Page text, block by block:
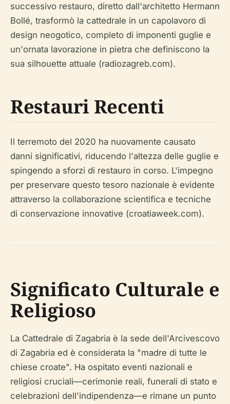
successivo restauro, diretto dall'architetto Hermann
Bollé, trasformò la cattedrale in un capolavoro di
design neogotico, completo di imponenti guglie e
un'ornata lavorazione in pietra che definiscono la
sua silhouette attuale (radiozagreb.com).
Restauri Recenti
Il terremoto del 2020 ha nuovamente causato
danni significativi, riducendo l'altezza delle guglie e
spingendo a sforzi di restauro in corso. L'impegno
per preservare questo tesoro nazionale è evidente
attraverso la collaborazione scientifica e tecniche
di conservazione innovative (croatiaweek.com).
Significato Culturale e
Religioso
La Cattedrale di Zagabria è la sede dell'Arcivescovo
di Zagabria ed è considerata la "madre di tutte le
chiese croate". Ha ospitato eventi nazionali e
religiosi cruciali—cerimonie reali, funerali di stato e
celebrazioni dell'indipendenza—e rimane un punto